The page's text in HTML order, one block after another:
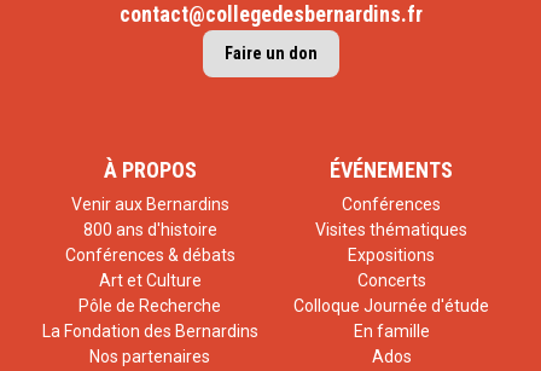
contact@collegedesbernardins.fr
Faire un don
À PROPOS
Venir aux Bernardins
800 ans d'histoire
Conférences & débats
Art et Culture
Pôle de Recherche
La Fondation des Bernardins
Nos partenaires
ÉVÉNEMENTS
Conférences
Visites thématiques
Expositions
Concerts
Colloque Journée d'étude
En famille
Ados